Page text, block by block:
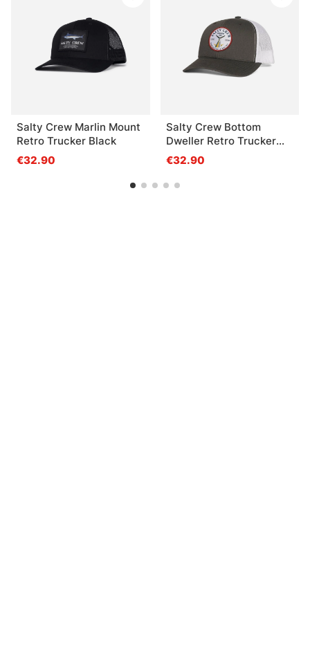
Salty Crew Marlin Mount
Retro Trucker Black
€32.90
Salty Crew Bottom
Dweller Retro Trucker
Charcoal White
€32.90